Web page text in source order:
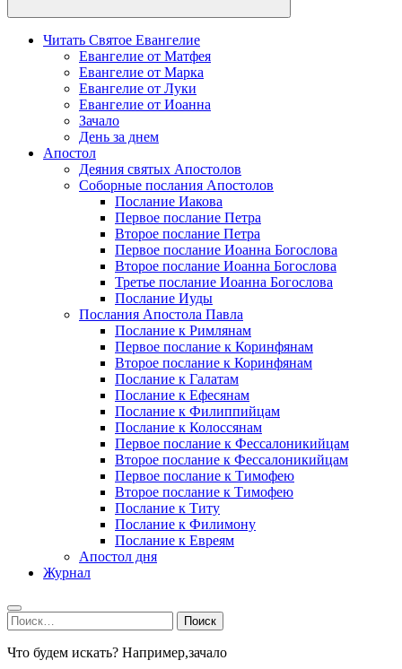
Читать Святое Евангелие
Евангелие от Матфея
Евангелие от Марка
Евангелие от Луки
Евангелие от Иоанна
Зачало
День за днем
Апостол
Деяния святых Апостолов
Соборные послания Апостолов
Послание Иакова
Первое послание Петра
Второе послание Петра
Первое послание Иоанна Богослова
Второе послание Иоанна Богослова
Третье послание Иоанна Богослова
Послание Иуды
Послания Апостола Павла
Послание к Римлянам
Первое послание к Коринфянам
Второе послание к Коринфянам
Послание к Галатам
Послание к Ефесянам
Послание к Филиппийцам
Послание к Колоссянам
Первое послание к Фессалоникийцам
Второе послание к Фессалоникийцам
Первое послание к Тимофею
Второе послание к Тимофею
Послание к Титу
Послание к Филимону
Послание к Евреям
Апостол дня
Журнал
Найти:
Что будем искать? Например,зачало